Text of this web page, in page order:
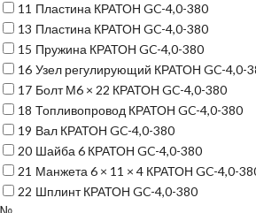
11 Пластина КРАТОН GC-4,0-380
13 Пластина КРАТОН GC-4,0-380
15 Пружина КРАТОН GC-4,0-380
16 Узел регулирующий КРАТОН GC-4,0-
17 Болт М6 × 22 КРАТОН GC-4,0-380
18 Топливопровод КРАТОН GC-4,0-380
19 Вал КРАТОН GC-4,0-380
20 Шайба 6 КРАТОН GC-4,0-380
21 Манжета 6 × 11 × 4 КРАТОН GC-4,0-
22 Шплинт КРАТОН GC-4,0-380